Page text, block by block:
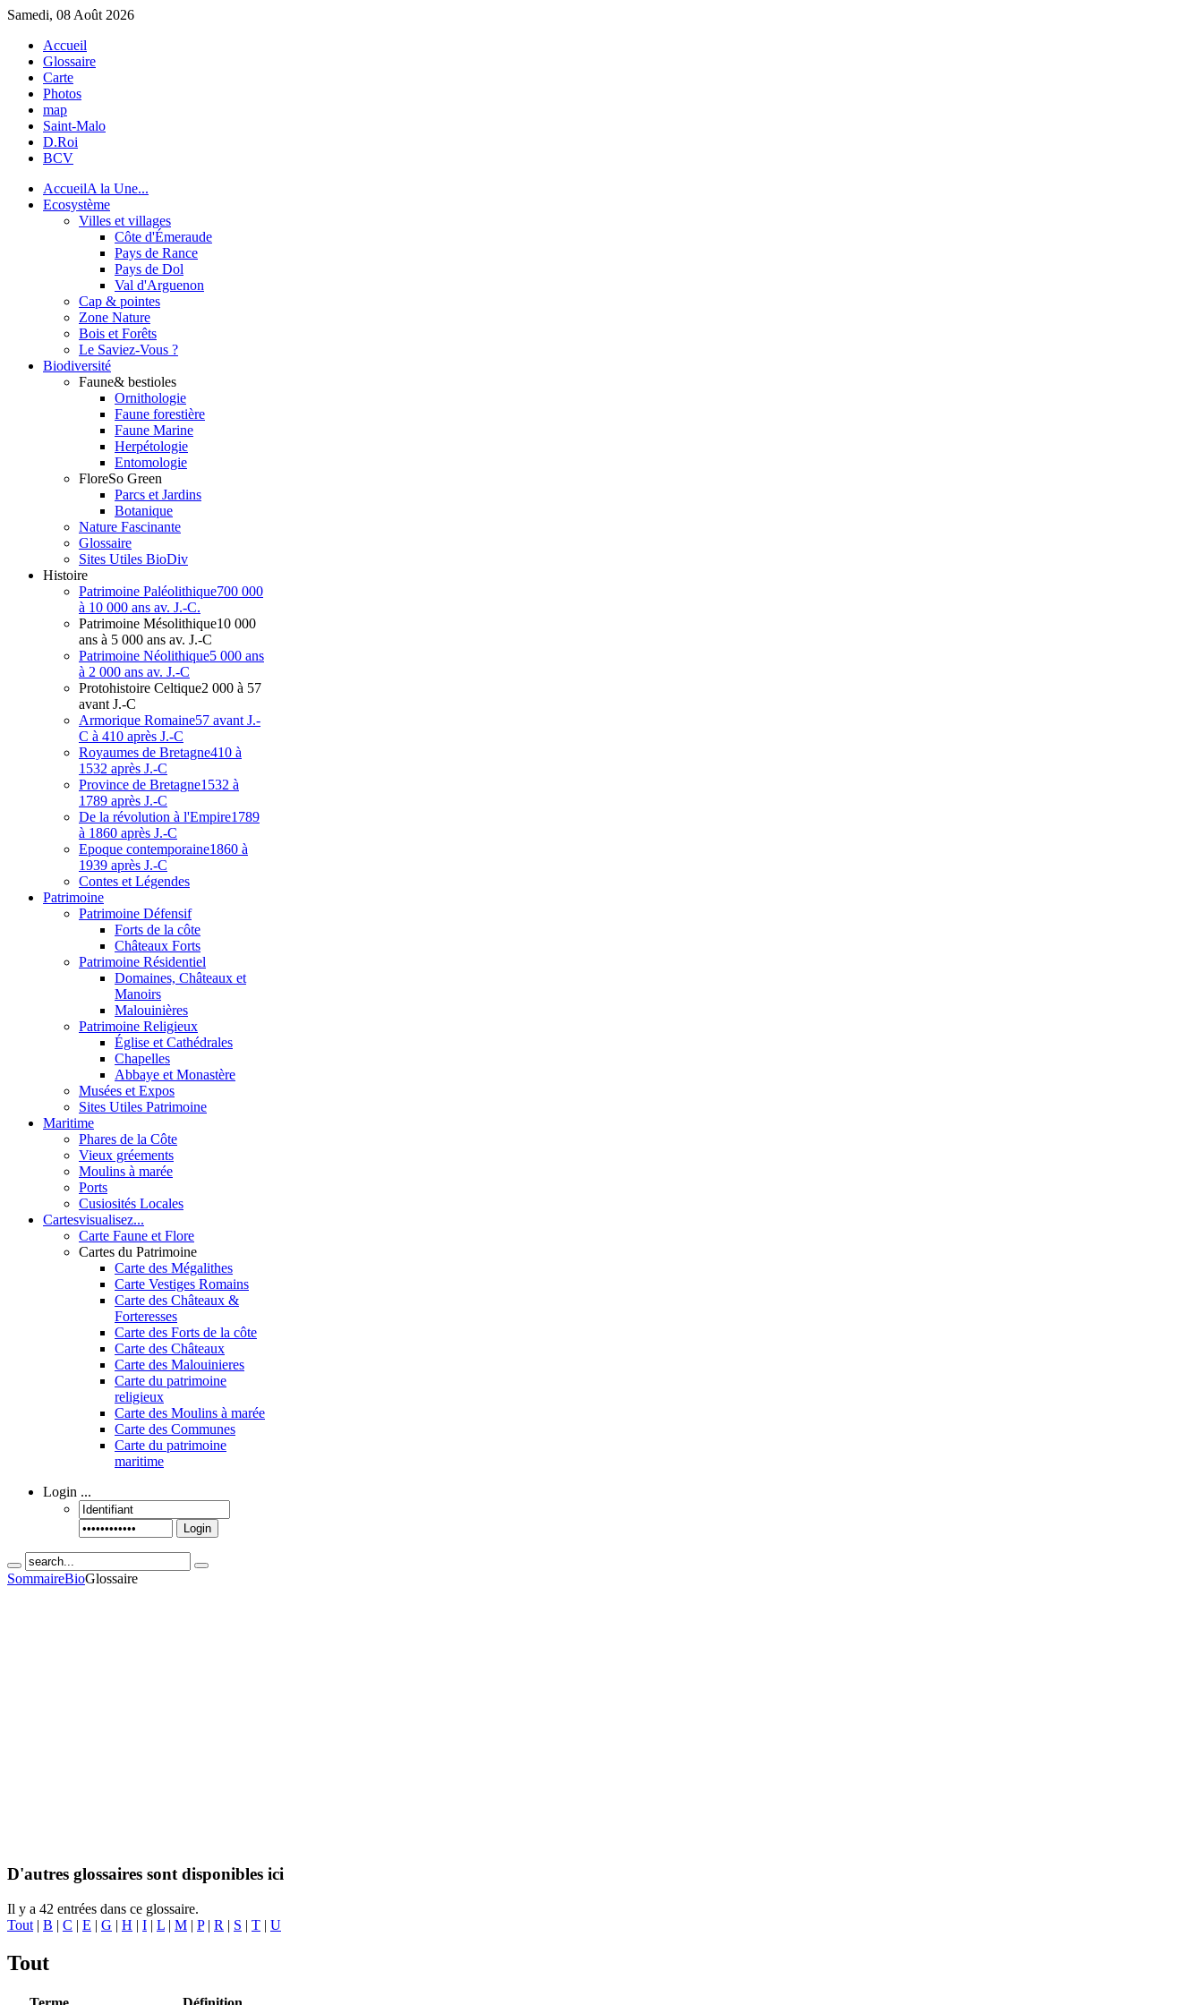
Samedi, 08 Août 2026
Accueil
Glossaire
Carte
Photos
map
Saint-Malo
D.Roi
BCV
AccueilA la Une...
Ecosystème
Villes et villages
Côte d'Émeraude
Pays de Rance
Pays de Dol
Val d'Arguenon
Cap & pointes
Zone Nature
Bois et Forêts
Le Saviez-Vous ?
Biodiversité
Faune& bestioles
Ornithologie
Faune forestière
Faune Marine
Herpétologie
Entomologie
FloreSo Green
Parcs et Jardins
Botanique
Nature Fascinante
Glossaire
Sites Utiles BioDiv
Histoire
Patrimoine Paléolithique700 000
à 10 000 ans av. J.-C.
Patrimoine Mésolithique10 000
ans à 5 000 ans av. J.-C
Patrimoine Néolithique5 000 ans
à 2 000 ans av. J.-C
Protohistoire Celtique2 000 à 57
avant J.-C
Armorique Romaine57 avant J.-
C à 410 après J.-C
Royaumes de Bretagne410 à
1532 après J.-C
Province de Bretagne1532 à
1789 après J.-C
De la révolution à l'Empire1789
à 1860 après J.-C
Epoque contemporaine1860 à
1939 après J.-C
Contes et Légendes
Patrimoine
Patrimoine Défensif
Forts de la côte
Châteaux Forts
Patrimoine Résidentiel
Domaines, Châteaux et
Manoirs
Malouinières
Patrimoine Religieux
Église et Cathédrales
Chapelles
Abbaye et Monastère
Musées et Expos
Sites Utiles Patrimoine
Maritime
Phares de la Côte
Vieux gréements
Moulins à marée
Ports
Cusiosités Locales
Cartesvisualisez...
Carte Faune et Flore
Cartes du Patrimoine
Carte des Mégalithes
Carte Vestiges Romains
Carte des Châteaux &
Forteresses
Carte des Forts de la côte
Carte des Châteaux
Carte des Malouinieres
Carte du patrimoine
religieux
Carte des Moulins à marée
Carte des Communes
Carte du patrimoine
maritime
Login ...
Login
SommaireBioGlossaire
D'autres glossaires sont disponibles ici
Il y a 42 entrées dans ce glossaire.
Tout | B | C | E | G | H | I | L | M | P| R | S | T | U
Tout